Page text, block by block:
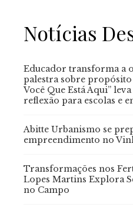
Notícias
Educador transforma a
palestra sobre propósito
Você Que Está Aqui”
reflexão para escolas e
Abitte Urbanismo se
empreendimento no
Transformações nos
Lopes Martins Explora
no Campo